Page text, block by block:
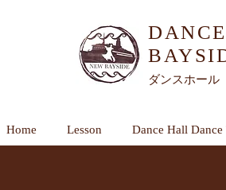
ダンスホー
Home Lesson Dance Hall Dance